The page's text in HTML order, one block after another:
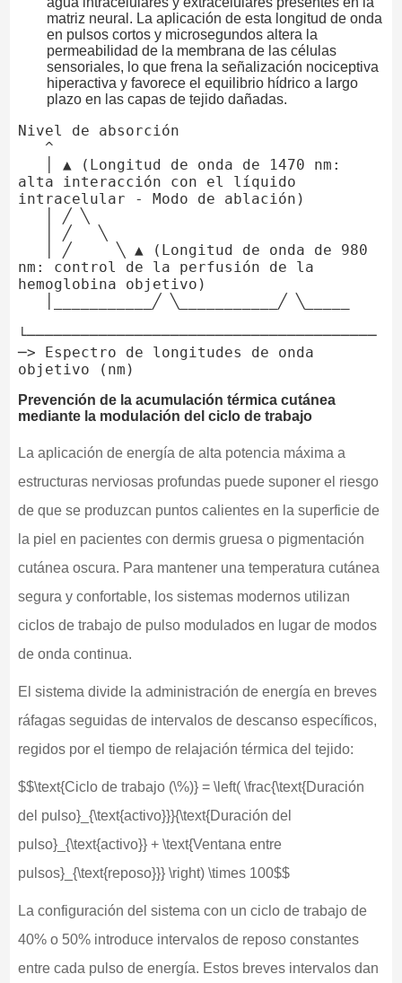
matriz neural. La aplicación de esta longitud de onda
en pulsos cortos y microsegundos altera la
permeabilidad de la membrana de las células
sensoriales, lo que frena la señalización nociceptiva
hiperactiva y favorece el equilibrio hídrico a largo
plazo en las capas de tejido dañadas.
Nivel de absorción
alta interacción con el líquido
intracelular - Modo de ablación)
nm: control de la perfusión de la
hemoglobina objetivo)
└───────────────────────────────────────
─> Espectro de longitudes de onda
Prevención de la acumulación térmica cutánea
mediante la modulación del ciclo de trabajo
La aplicación de energía de alta potencia máxima a
estructuras nerviosas profundas puede suponer el riesgo
de que se produzcan puntos calientes en la superficie de
la piel en pacientes con dermis gruesa o pigmentación
cutánea oscura. Para mantener una temperatura cutánea
segura y confortable, los sistemas modernos utilizan
ciclos de trabajo de pulso modulados en lugar de modos
de onda continua.
El sistema divide la administración de energía en breves
ráfagas seguidas de intervalos de descanso específicos,
regidos por el tiempo de relajación térmica del tejido:
$$\text{Ciclo de trabajo (\%)} = \left( \frac{\text{Duración
del pulso}_{\text{activo}}}{\text{Duración del
pulso}_{\text{activo}} + \text{Ventana entre
pulsos}_{\text{reposo}}} \right) \times 100$$
La configuración del sistema con un ciclo de trabajo de
40% o 50% introduce intervalos de reposo constantes
entre cada pulso de energía. Estos breves intervalos dan